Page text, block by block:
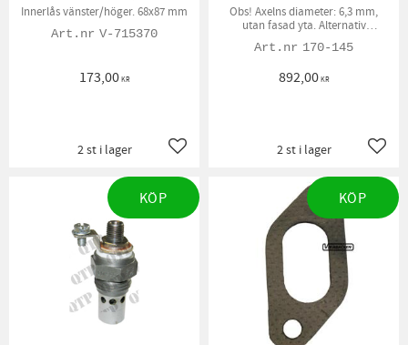
Innerlås vänster/höger. 68x87 mm
V-715370
173,00KR
Lägg till i favoriter
2 st i lager
Obs! ​Axelns diameter: 6,3 mm,
utan fasad yta. Alternativ
170-145
892,00KR
2 st i lager
KÖP KÖP